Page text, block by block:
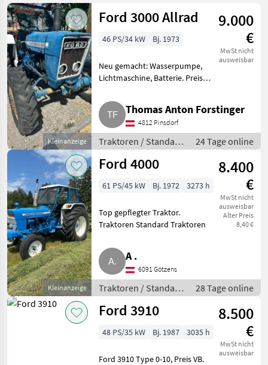
Kleinanzeige
Ford 3000 Allrad
9.000
€
MwSt nicht
ausweisbar
46 PS/34 kW Bj. 1973
Neu gemacht: Wasserpumpe,
Lichtmaschine, Batterie. Preis
Traktoren
Thomas Anton Forstinger
4812 Pinsdorf
Traktoren / Standard
Traktoren
24 Tage online
Kleinanzeige
Ford 4000
8.400
€
MwSt nicht
ausweisbar
Alter Preis
8,40 €
61 PS/45 kW Bj. 1972 3273 h
Top gepflegter Traktor.
Traktoren Standard Traktoren
A .
6091 Götzens
Traktoren / Standard
Traktoren
28 Tage online
Ford 3910
8.500
€
MwSt nicht
ausweisbar
48 PS/35 kW Bj. 1987 3035 h
Ford 3910 Type 0-10, Preis VB.